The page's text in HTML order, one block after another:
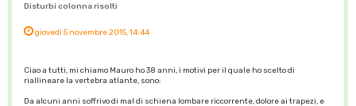
Disturbi colonna risolti
giovedì 5 novembre 2015, 14:44
Ciao a tutti, mi chiamo Mauro ho 38 anni, i motivi per il quale ho scelto di
riallineare la vertebra atlante, sono:
Da alcuni anni soffrivo di mal di schiena lombare riccorrente, dolore ai trapezi, e